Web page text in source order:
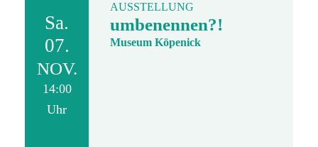
Sa.
07.
NOV.
14:00
Uhr
AUSSTELLUNG
umbenennen?!
Museum Köpenick